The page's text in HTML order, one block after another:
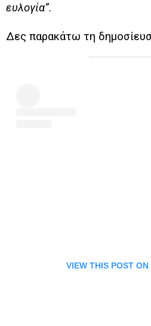
ευλογία”.
Δες παρακάτω τη
VIEW THIS POST